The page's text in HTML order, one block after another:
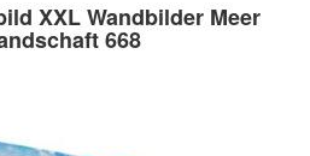
XXL Wandbilder Meer
668